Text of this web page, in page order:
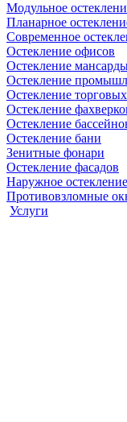
Модульное
Планарное
Современное
Остекление офисов
Остекление
Остекление
Остекление
Остекление
Остекление
Остекление бани
Зенитные фонари
Остекление фасадов
Наружное остекление
Противовзломные
Услуги